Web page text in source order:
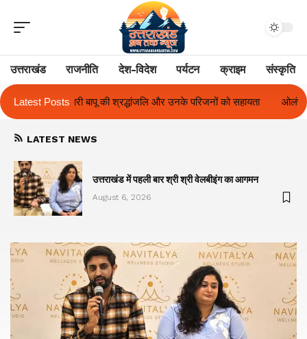
उत्तराखंड राजनीति देश-विदेश पर्यटन क्राइम संस्कृति
Latest Posts
उनके परिजनों को सहायता ओलंपस हाई के इंटर-हाउस फुटबॉल टूर्नामेंट में रिग
LATEST NEWS
उत्तराखंड में पहली बार श्री श्री वेलबीइंग का आगमन
August 6, 2026